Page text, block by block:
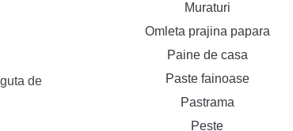
de
Muraturi
Omleta prajina papara
Paine de casa
Paste fainoase
Pastrama
Peste